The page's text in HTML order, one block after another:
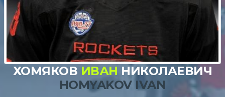
ХОМЯКОВ ИВАН НИКОЛАЕВИЧ
HOMYAKOV IVAN